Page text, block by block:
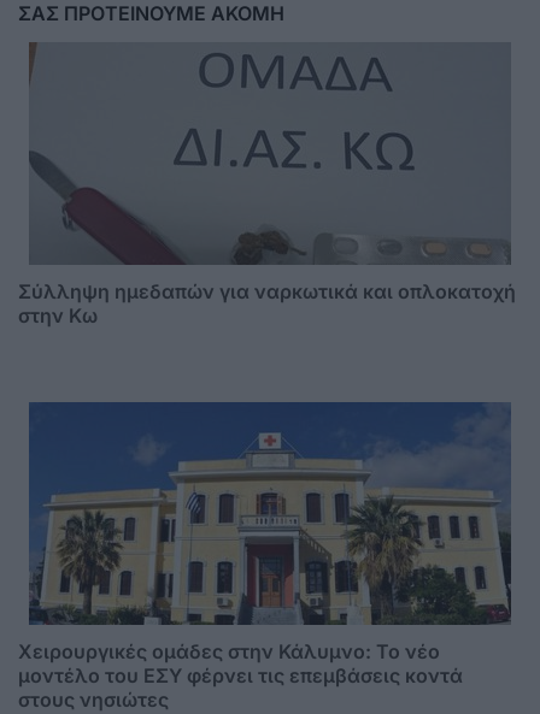
ΣΑΣ ΠΡΟΤΕΙΝΟΥΜΕ ΑΚΟΜΗ
Σύλληψη ημεδαπών για ναρκωτικά και οπλοκατοχή
στην Κω
Χειρουργικές ομάδες στην Κάλυμνο: Το νέο
μοντέλο του ΕΣΥ φέρνει τις επεμβάσεις κοντά
στους νησιώτες